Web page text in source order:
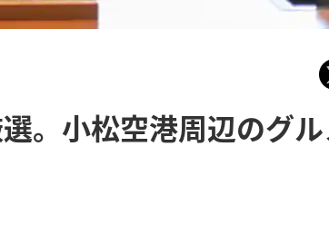
。小松空港周辺のグ